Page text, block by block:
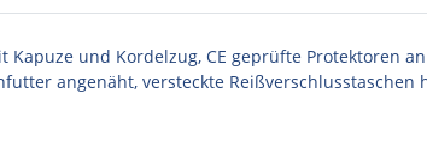
Kapuze und Kordelzug, CE geprüfte Protektoren
angenäht, versteckte Reißverschlusstaschen